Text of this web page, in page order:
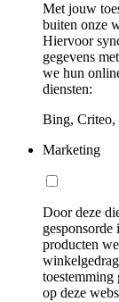
Met jouw
buiten onze
Hiervoor
gegevens
we hun
diensten:
Bing, Criteo,
Marketing
Door deze
producten
toestemming
op deze